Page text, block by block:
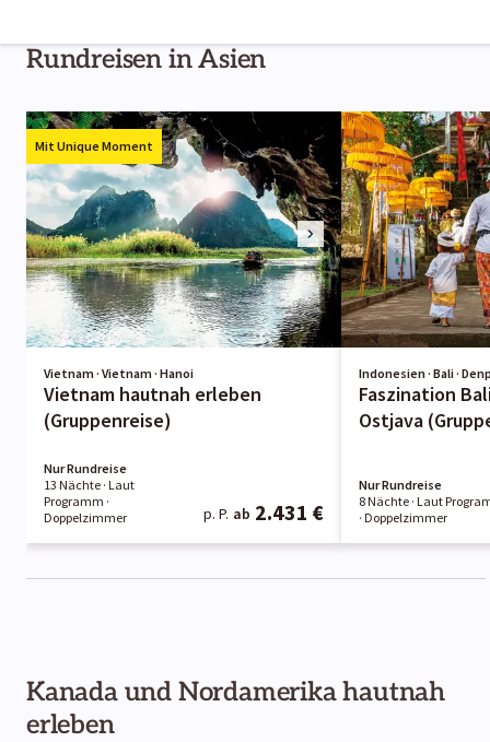
Rundreisen in Asien
Mit Unique Moment
Vietnam · Vietnam · Hanoi
Vietnam hautnah erleben
(Gruppenreise)
Nur Rundreise
13 Nächte · Laut
Programm ·
Doppelzimmer
p. P. ab 2.431 €
Indonesien · Bali ·
Faszination
Ostjava
Nur Rundreise
8 Nächte · Laut
· Doppelzimmer
Kanada und Nordamerika hautnah
erleben